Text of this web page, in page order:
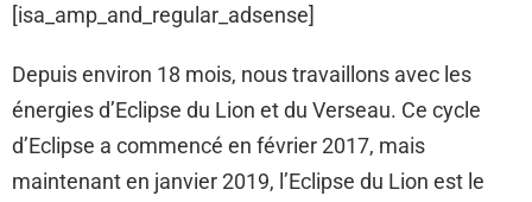
[isa_amp_and_regular_adsense]
Depuis environ 18 mois, nous travaillons avec les
énergies d’Eclipse du Lion et du Verseau. Ce cycle
d’Eclipse a commencé en février 2017, mais
maintenant en janvier 2019, l’Eclipse du Lion est le